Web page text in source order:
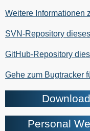
Weitere Informationen
SVN-Repository
GitHub-Repository
Gehe zum Bugtracker
Personal